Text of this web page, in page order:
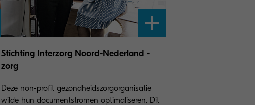
Stichting Interzorg Noord-Nederland -
zorg
Deze non-profit gezondheidszorgorganisatie
wilde hun documentstromen optimaliseren. Dit